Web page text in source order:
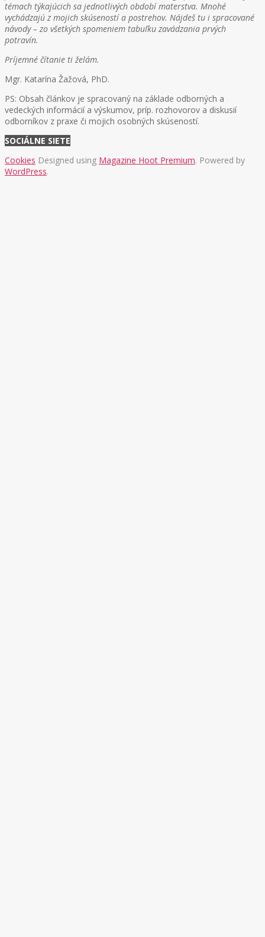
témach týkajúcich sa jednotlivých období materstva. Mnohé
vychádzajú z mojich skúseností a postrehov. Nájdeš tu i spracované
návody – zo všetkých spomeniem tabuľku zavádzania prvých
potravín.
Príjemné čítanie ti želám.
Mgr. Katarína Žažová, PhD.
PS: Obsah článkov je spracovaný na základe odborných a
vedeckých informácií a výskumov, príp. rozhovorov a diskusií
odborníkov z praxe či mojich osobných skúseností.
SOCIÁLNE SIETE
Cookies Designed using Magazine Hoot Premium. Powered by
WordPress.